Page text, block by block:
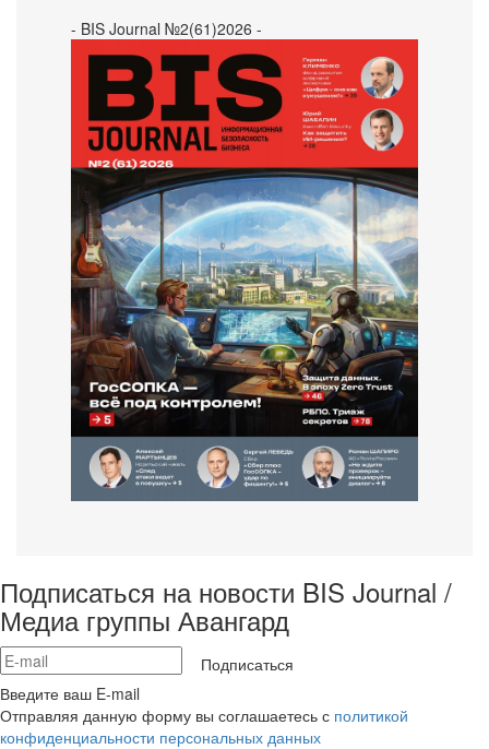
- BIS Journal №2(61)2026 -
Подписаться на новости BIS Journal /
Медиа группы Авангард
Подписаться
Введите ваш E-mail
Отправляя данную форму вы соглашаетесь с политикой
конфиденциальности персональных данных